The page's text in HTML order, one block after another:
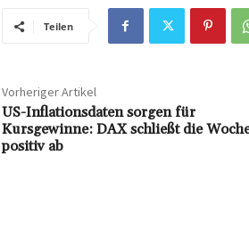
Teilen
Vorheriger Artikel
US-Inflationsdaten sorgen für
Kursgewinne: DAX schließt die
positiv ab